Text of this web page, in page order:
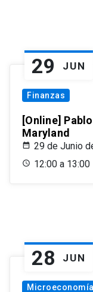
29 JUN
Finanzas
[Online]
Maryland
29 de Junio
12:00 a 13:00
28 JUN